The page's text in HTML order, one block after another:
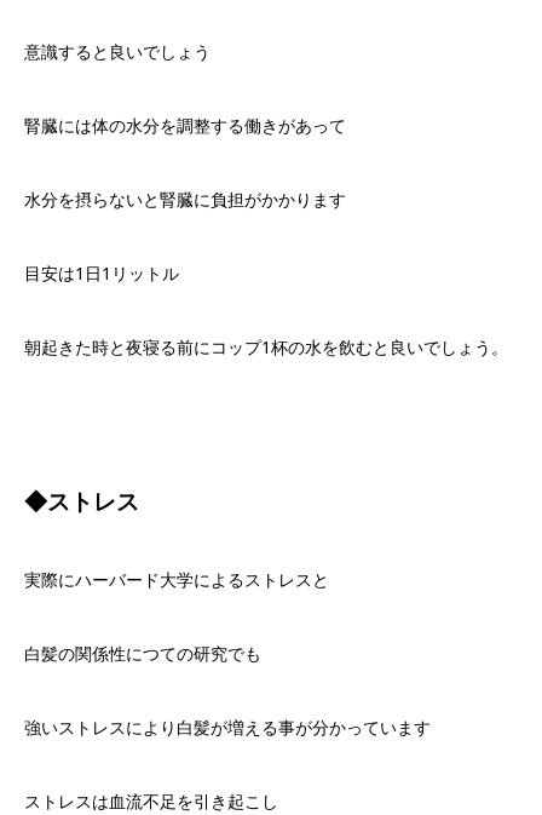
意識すると良いでしょう
腎臓には体の水分を調整する働きがあって
水分を摂らないと腎臓に負担がかかります
目安は1 日1 リットル
朝起きた時と夜寝る前にコップ1杯の水を飲むと良いでしょう。
◆ストレス
実際にハーバード大学によるストレスと
白髪の関係性につての研究でも
強いストレスにより白髪が増える事が分かっています
ストレスは血流不足を引き起こし